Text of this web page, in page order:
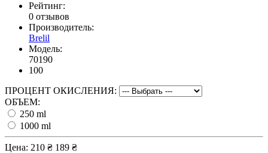
Рейтинг:
0 отзывов
Производитель:
Brelil
Модель:
70190
100
ПРОЦЕНТ ОКИСЛЕНИЯ:
ОБЪЕМ:
250 ml
1000 ml
Цена: 210 ₴ 189 ₴